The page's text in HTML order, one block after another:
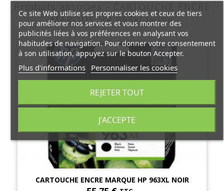
Produits associés - CARTOUCHE ENCRE
MARQUE HP 963xl jaune
CARTOUCHE ENCRE MARQUE HP 963XL NOIR
Ce site Web utilise ses propres cookies et ceux de tiers
pour améliorer nos services et vous montrer des
publicités liées à vos préférences en analysant vos
habitudes de navigation. Pour donner votre consentement
à son utilisation, appuyez sur le bouton Accepter.
Plus d'informations Personnaliser les cookies
REJETER TOUT
J'ACCEPTE